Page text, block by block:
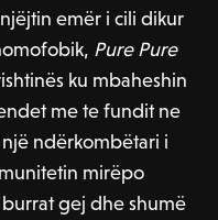
emër i cili dikur
Pure Pure
ku mbaheshin
me te fundit ne
ndërkombëtari i
mirëpo
gej dhe shumë